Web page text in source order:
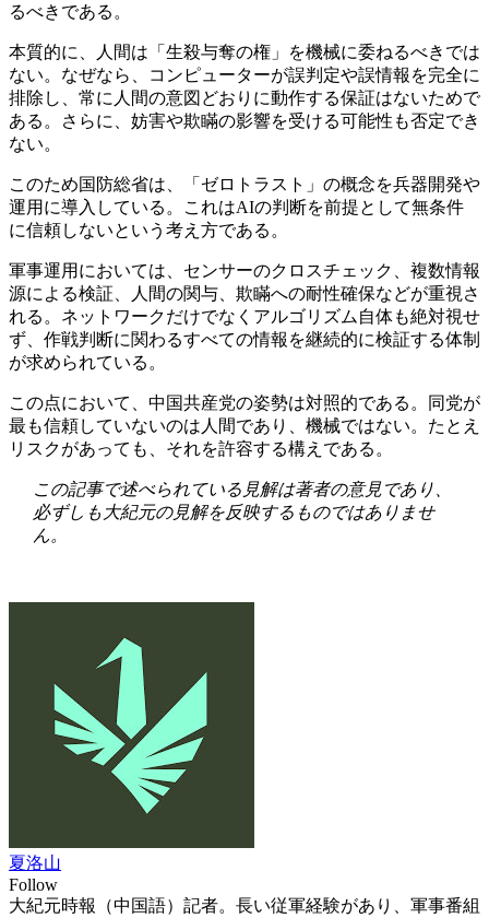
るべきである。
本質的に、人間は「生殺与奪の権」を機械に委ねるべきでは
ない。なぜなら、コンピューターが誤判定や誤情報を完全に
排除し、常に人間の意図どおりに動作する保証はないためで
ある。さらに、妨害や欺瞞の影響を受ける可能性も否定でき
ない。
このため国防総省は、「ゼロトラスト」の概念を兵器開発や
運用に導入している。これはAIの判断を前提として無条件
に信頼しないという考え方である。
軍事運用においては、センサーのクロスチェック、複数情報
源による検証、人間の関与、欺瞞への耐性確保などが重視さ
れる。ネットワークだけでなくアルゴリズム自体も絶対視せ
ず、作戦判断に関わるすべての情報を継続的に検証する体制
が求められている。
この点において、中国共産党の姿勢は対照的である。同党が
最も信頼していないのは人間であり、機械ではない。たとえ
リスクがあっても、それを許容する構えである。
この記事で述べられている見解は著者の意見であり、
必ずしも大紀元の見解を反映するものではありませ
ん。
夏洛山
Follow
大紀元時報（中国語）記者。長い従軍経験があり、軍事番組